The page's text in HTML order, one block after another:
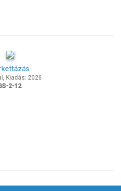
Kiadás: 2026
2-12